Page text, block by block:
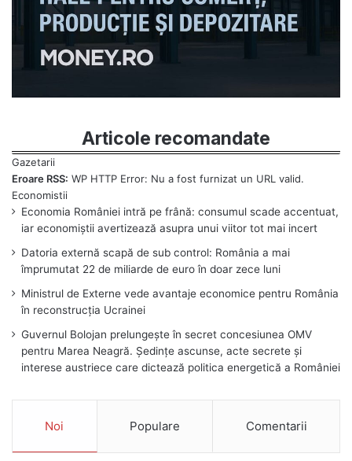
Articole recomandate
Eroare RSS: WP HTTP Error: Nu a fost furnizat un URL valid.
Economia României intră pe frână: consumul scade accentuat,
iar economiștii avertizează asupra unui viitor tot mai incert
Datoria externă scapă de sub control: România a mai
împrumutat 22 de miliarde de euro în doar zece luni
Ministrul de Externe vede avantaje economice pentru România
în reconstrucția Ucrainei
Guvernul Bolojan prelungește în secret concesiunea OMV
pentru Marea Neagră. Ședințe ascunse, acte secrete și
interese austriece care dictează politica energetică a României
Noi Populare Comentarii